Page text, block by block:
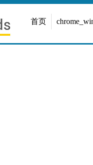
首页